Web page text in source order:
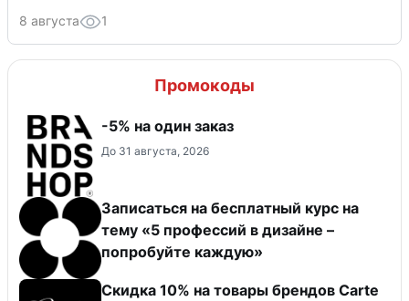
8 августа 1
Промокоды
-5% на один заказ
До 31 августа, 2026
Записаться на бесплатный курс на
тему «5 профессий в дизайне –
попробуйте каждую»
Скидка 10% на товары брендов Carte